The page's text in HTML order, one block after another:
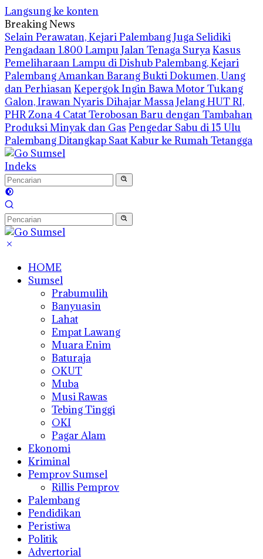
Langsung ke konten
Breaking News
Selain Perawatan, Kejari Palembang Juga Selidiki
Pengadaan 1.800 Lampu Jalan Tenaga SuryaKasus
Pemeliharaan Lampu di Dishub Palembang, Kejari
Palembang Amankan Barang Bukti Dokumen, Uang
dan PerhiasanKepergok Ingin Bawa Motor Tukang
Galon, Irawan Nyaris Dihajar MassaJelang HUT RI,
PHR Zona 4 Catat Terobosan Baru dengan Tambahan
Produksi Minyak dan Gas Pengedar Sabu di 15 Ulu
Palembang Ditangkap Saat Kabur ke Rumah Tetangga
Indeks
HOME
Sumsel
Prabumulih
Banyuasin
Lahat
Empat Lawang
Muara Enim
Baturaja
OKUT
Muba
Musi Rawas
Tebing Tinggi
OKI
Pagar Alam
Ekonomi
Kriminal
Pemprov Sumsel
Rillis Pemprov
Palembang
Pendidikan
Peristiwa
Politik
Advertorial